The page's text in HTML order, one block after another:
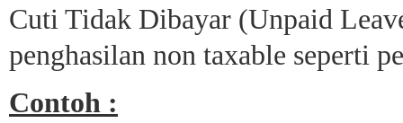
Cuti Tidak Dibayar (Unpaid
penghasilan non taxable seperti
Contoh :